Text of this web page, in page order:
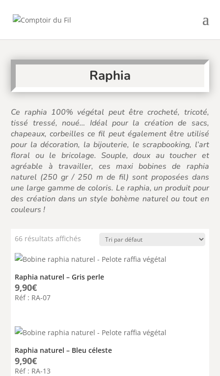
Raphia
Ce raphia 100% végétal peut être crocheté, tricoté,
tissé tressé, noué… Idéal pour la création de sacs,
chapeaux, corbeilles ce fil peut également être utilisé
pour la décoration, la bijouterie, le scrapbooking, l’art
floral ou le bricolage. Souple, doux au toucher et
agréable à travailler, ces maxi bobines de raphia
naturel (250 gr / 250 m de fil) sont proposées dans
une large gamme de coloris. Le raphia, un produit pour
des création dans un style bohème naturel ou tout en
couleurs !
66 résultats affichés
Raphia naturel – Gris perle
9,90€
Réf : RA-07
Raphia naturel – Bleu céleste
9,90€
Réf : RA-13